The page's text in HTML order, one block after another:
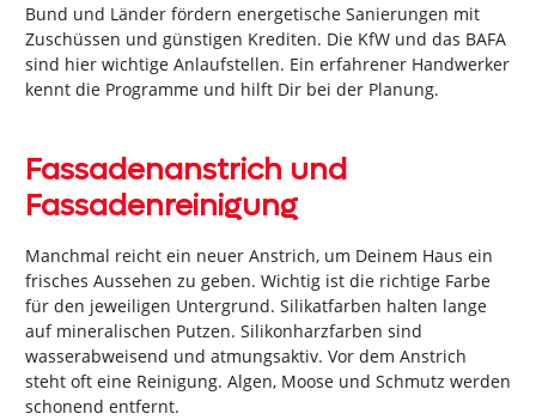
Bund und Länder fördern energetische Sanierungen mit
Zuschüssen und günstigen Krediten. Die KfW und das BAFA
sind hier wichtige Anlaufstellen. Ein erfahrener Handwerker
kennt die Programme und hilft Dir bei der Planung.
Fassadenanstrich und
Fassadenreinigung
Manchmal reicht ein neuer Anstrich, um Deinem Haus ein
frisches Aussehen zu geben. Wichtig ist die richtige Farbe
für den jeweiligen Untergrund. Silikatfarben halten lange
auf mineralischen Putzen. Silikonharzfarben sind
wasserabweisend und atmungsaktiv. Vor dem Anstrich
steht oft eine Reinigung. Algen, Moose und Schmutz werden
schonend entfernt.